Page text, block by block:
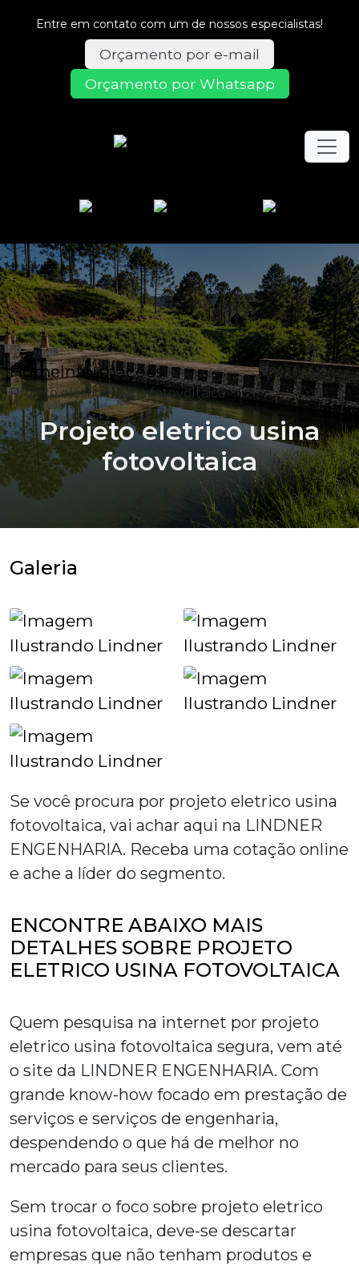
Entre em contato com um de nossos especialistas!
Orçamento por e-mail
Orçamento por Whatsapp
HomeInformações
Projeto eletrico usina fotovoltaica
Projeto eletrico usina
fotovoltaica
Galeria
Se você procura por projeto eletrico usina
fotovoltaica, vai achar aqui na LINDNER
ENGENHARIA. Receba uma cotação online
e ache a líder do segmento.
ENCONTRE ABAIXO MAIS
DETALHES SOBRE PROJETO
ELETRICO USINA FOTOVOLTAICA
Quem pesquisa na internet por projeto
eletrico usina fotovoltaica segura, vem até
o site da LINDNER ENGENHARIA. Com
grande know-how focado em prestação de
serviços e serviços de engenharia,
despendendo o que há de melhor no
mercado para seus clientes.
Sem trocar o foco sobre projeto eletrico
usina fotovoltaica, deve-se descartar
empresas que não tenham produtos e